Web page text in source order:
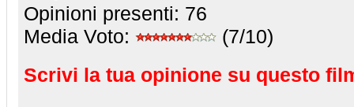
Opinioni presenti: 76
Media Voto:
(7/10)
Scrivi la tua opinione su questo